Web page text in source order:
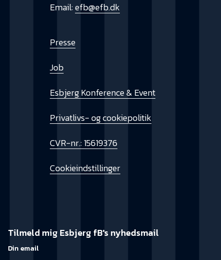
Email:efb@efb.dk
Presse
Job
Esbjerg Konference & Event
Privatlivs- og cookiepolitik
CVR-nr.: 15619376
Cookieindstillinger
Tilmeld mig Esbjerg fB's nyhedsmail
Din email